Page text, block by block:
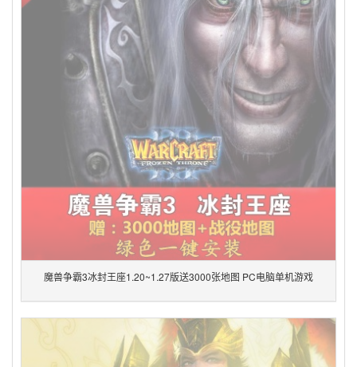
魔兽争霸3冰封王座1.20~1.27版送3000张地图 PC电脑单机游戏